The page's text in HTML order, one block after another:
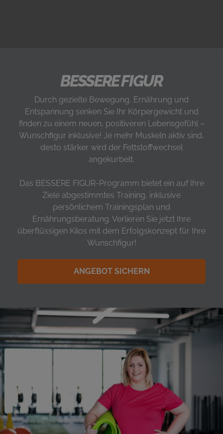
BESSERE FIGUR
Durch gezielte Bewegung, Ernährung und
Entspannung senken Sie Ihr Körpergewicht und
finden zu einem neuen, positiveren Lebensgefühl –
Wunschfigur inklusive! Je mehr Muskeln aktiv sind,
desto stärker wird der Fettstoffwechsel
angekurbelt.
Das BESSERE FIGUR-Programm bietet ein auf Ihre
Ziele abgestimmtes Training, inklusive
persönlichem Trainingsplan und
Ernährungsberatung. Verlieren Sie jetzt Ihre
überflüssigen Kilos mit dem Erfolgskonzept für Ihre
Wunschfigur!
ANGEBOT SICHERN